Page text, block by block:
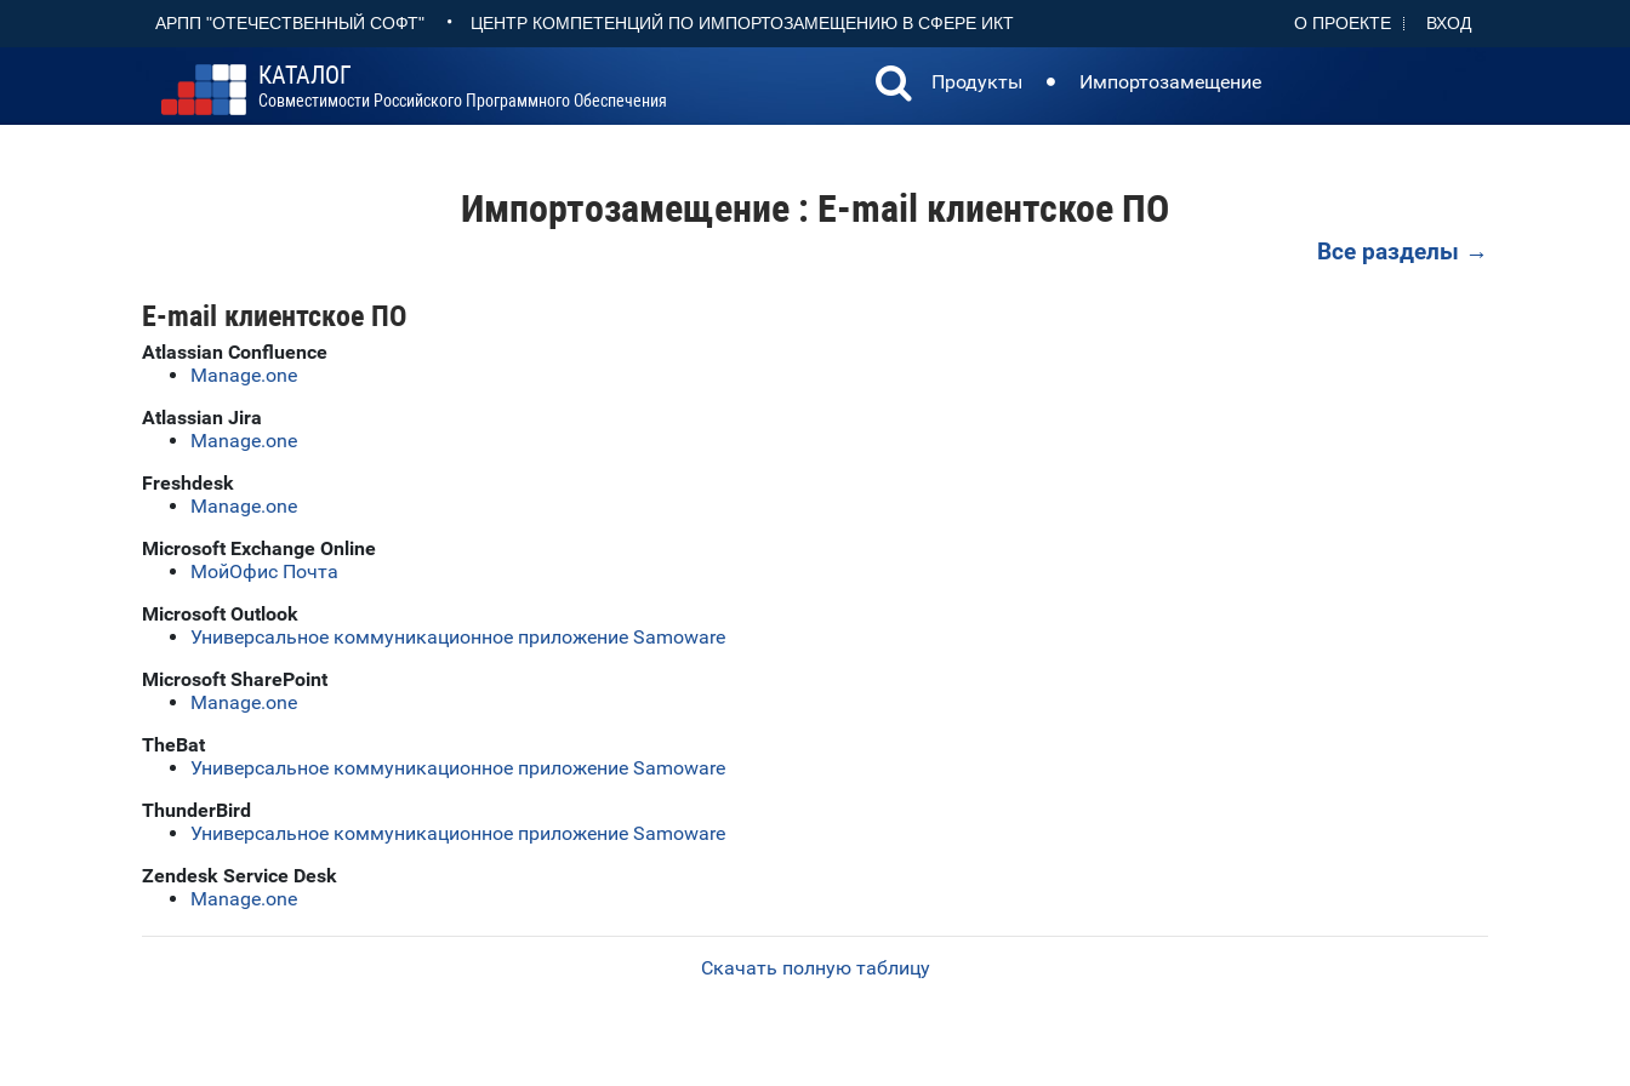
АРПП "ОТЕЧЕСТВЕННЫЙ СОФТ" • ЦЕНТР КОМПЕТЕНЦИЙ ПО ИМПОРТОЗАМЕЩЕНИЮ В СФЕРЕ ИКТ О ПРОЕКТЕ ВХОД
КАТАЛОГ
Совместимости Российского Программного Обеспечения
Продукты Импортозамещение
Импортозамещение : E-mail клиентское ПО
Все разделы →
E-mail клиентское ПО
Atlassian Confluence
Manage.one
Atlassian Jira
Manage.one
Freshdesk
Manage.one
Microsoft Exchange Online
МойОфис Почта
Microsoft Outlook
Универсальное коммуникационное приложение Samoware
Microsoft SharePoint
Manage.one
TheBat
Универсальное коммуникационное приложение Samoware
ThunderBird
Универсальное коммуникационное приложение Samoware
Zendesk Service Desk
Manage.one
Скачать полную таблицу